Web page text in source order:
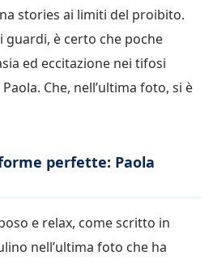
stories ai limiti del proibito.
guardi, è certo che poche
ed eccitazione nei tifosi
Che, nell’ultima foto, si è
perfette: Paola
e relax, come scritto in
nell’ultima foto che ha